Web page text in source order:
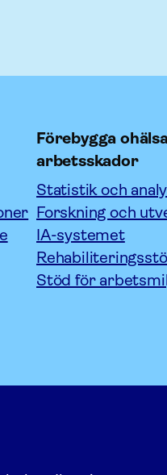
Förebygga
arbetsskador
Statistik och
Forskning och
IA-systemet
Stöd för